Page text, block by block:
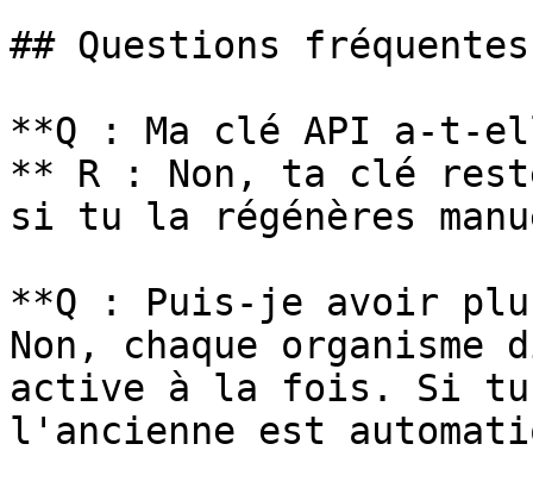
## Questions fréquentes
**Q : Ma clé API a-t-
** R : Non, ta clé
si tu la régénères
**Q : Puis-je avoir
Non, chaque
active à la fois. Si tu
l'ancienne est